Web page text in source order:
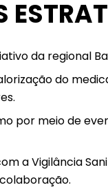
da regional
do
por meio de
a Vigilância